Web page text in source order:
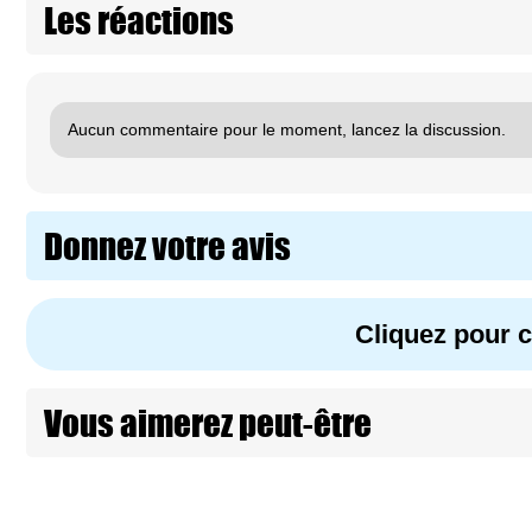
Les réactions
Aucun commentaire pour le moment, lancez la discussion.
Donnez votre avis
Cliquez pour
Vous aimerez peut-être